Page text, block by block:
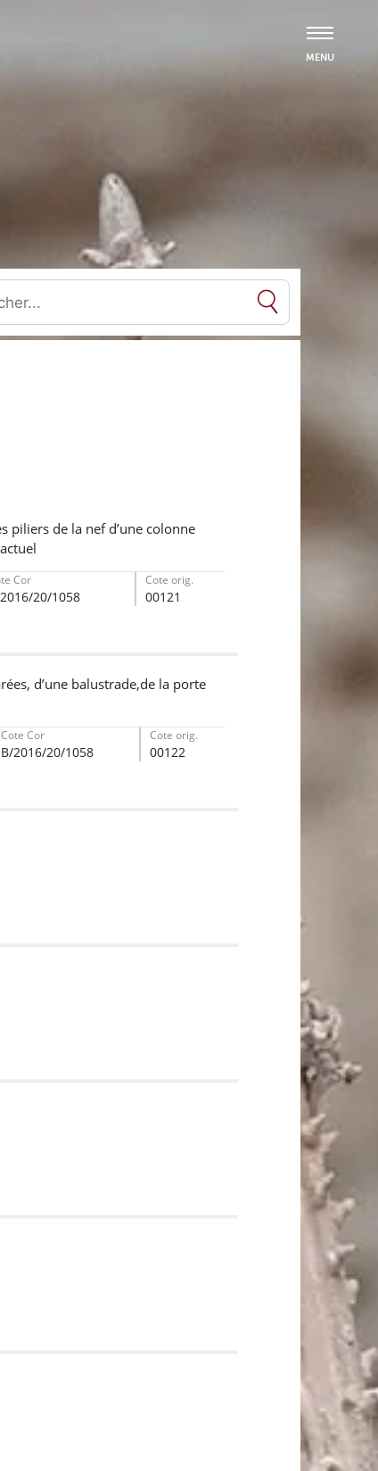
de l'auto-complétion sont disponibles, utilisez les
piliers de la nef d’une colonne
Cor Cote orig.
20/1058 00121
d’une balustrade,de la porte
Cote Cor Cote orig.
B/2016/20/1058 00122